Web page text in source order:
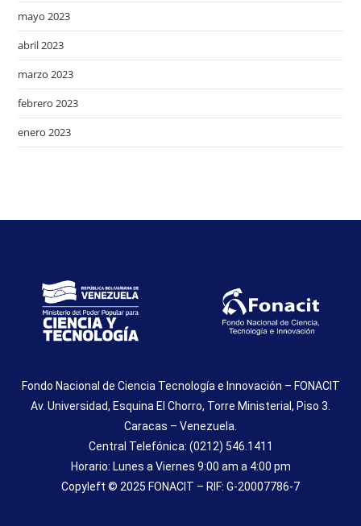
mayo 2023
abril 2023
marzo 2023
febrero 2023
enero 2023
Fondo Nacional de Ciencia Tecnología e Innovación – FONACIT
Av. Universidad, Esquina El Chorro, Torre Ministerial, Piso 3.
Caracas – Venezuela.
Central Telefónica: (0212) 546.1411
Horario: Lunes a Viernes 9:00 am a 4:00 pm
Copyleft © 2025 FONACIT – RIF: G-20007786-7